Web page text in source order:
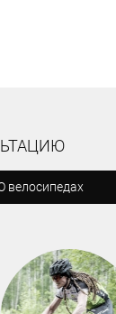
велосипедах